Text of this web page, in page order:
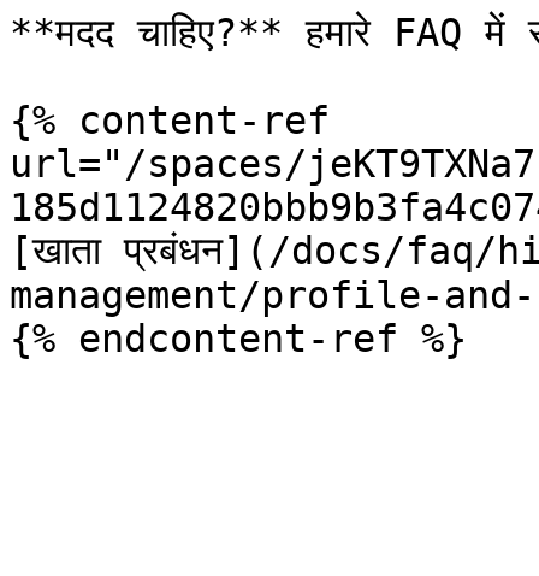
**मदद चाहिए?** हमारे FAQ में
{% content-ref
url="/spaces/
[खाता प्रबंधन](/docs/faq/
management/profile-